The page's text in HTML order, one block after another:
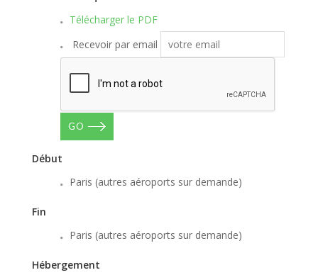
Télécharger le PDF
Recevoir par email
GO
Début
Paris (autres aéroports sur demande)
Fin
Paris (autres aéroports sur demande)
Hébergement